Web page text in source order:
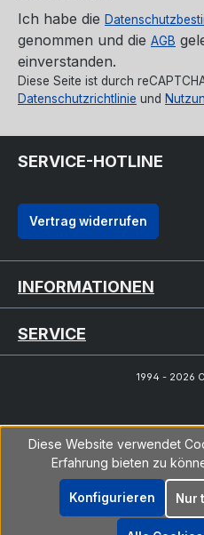
Ich habe die
genommen und die AGB
einverstanden.
Diese Seite ist durch
Datenschutzrichtlinie und
SERVICE-HOTLINE
Vertrag widerrufen
INFORMATIONEN
SERVICE
1994 - 2026
Diese Website verwendet
Erfahrung bieten zu
Nur
Konfigurieren